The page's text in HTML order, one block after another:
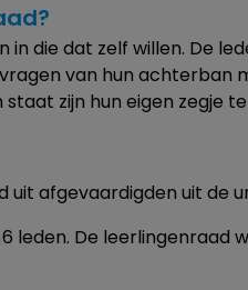
die dat zelf willen. De
van hun achterban
zijn hun eigen zegje
afgevaardigden uit de
De leerlingenraad